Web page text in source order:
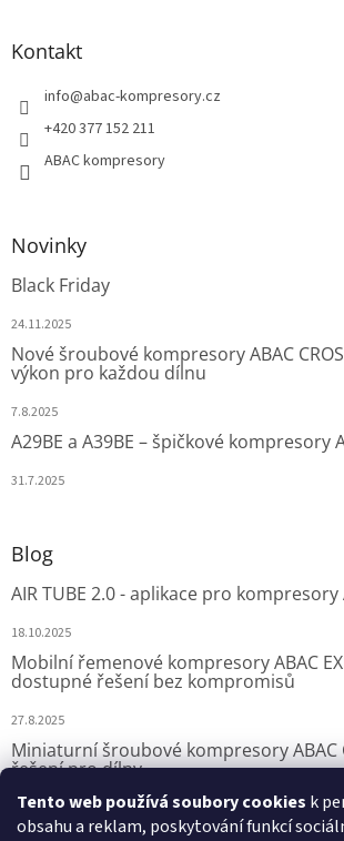
Tento web používá soubory cookies k
obsahu a reklam, poskytování funkcí
Kontakt
info@abac-kompresory.cz
+420 377 152 211
ABAC kompresory
Novinky
Black Friday
24.11.2025
Nové šroubové kompresory ABAC
výkon pro každou dílnu
7.8.2025
A29BE a A39BE – špičkové kompresory
31.7.2025
Blog
AIR TUBE 2.0 - aplikace pro kompresory
18.10.2025
Mobilní řemenové kompresory ABAC
dostupné řešení bez kompromisů
27.8.2025
Miniaturní šroubové kompresory ABAC
řešení pro dílny
7.8.2025